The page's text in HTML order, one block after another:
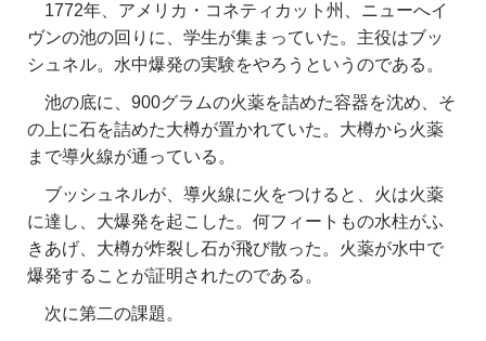
1772年、アメリカ・コネティカット州、ニューへイ
ヴンの池の回りに、学生が集まっていた。主役はブッ
シュネル。水中爆発の実験をやろうというのである。
池の底に、900グラムの火薬を詰めた容器を沈め、そ
の上に石を詰めた大樽が置かれていた。大樽から火薬
まで導火線が通っている。
ブッシュネルが、導火線に火をつけると、火は火薬
に達し、大爆発を起こした。何フィートもの水柱がふ
きあげ、大樽が炸裂し石が飛び散った。火薬が水中で
爆発することが証明されたのである。
次に第二の課題。